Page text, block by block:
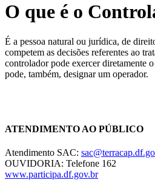
O que é o
É a pessoa natural ou jurídica, de
competem as decisões referentes ao
controlador pode exercer diretamente
pode, também, designar um operador.
ATENDIMENTO AO PÚBLICO
Atendimento SAC:
OUVIDORIA: Telefone 162
www.participa.df.gov.br